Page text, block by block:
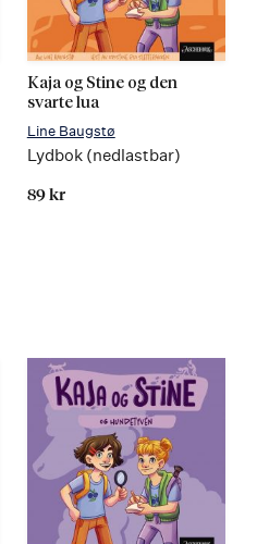
Kaja og Stine og den
svarte lua
Line Baugstø
Lydbok (nedlastbar)
89 kr